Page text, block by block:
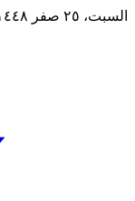
السبت، ٢٥ صفر ١٤٤٨ هـ